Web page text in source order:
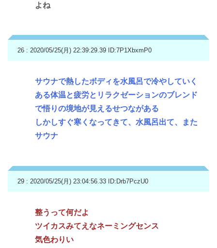
よね
26 : 2020/05/25(月) 22:39:29.39 ID:7P1XbxmP0
サウナで熱したボディを水風呂で冷やしていく
ある体温と疲労とリラクゼーションのブレンド
で悟りの境地が見えるせつながある
しかしすぐ寒くなってきて、水風呂出て、また
サウナ
29 : 2020/05/25(月) 23:04:56.33 ID:Drb7PczU0
整うって何だよ
ツイカスみてえなネーミングセンス
気色わりい